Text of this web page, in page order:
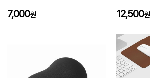
7,000원 12,500원